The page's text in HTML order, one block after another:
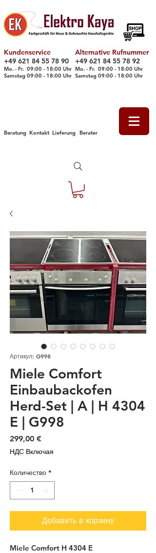
Beratung Kontakt Lieferung Berater
Kundenservice
+49 621 84 55 78 90
Mo. - Fr. 09:00 - 18:00 Uhr
Samstag 09:00 - 18:00 Uhr
Alternative Rufnummer
+49 621 84 55 78 92
Mo. - Fr. 09:00 - 18:00 Uhr
Samstag 09:00 - 18:00 Uhr
Артикул: G998
Miele Comfort
Einbaubackofen
Herd-Set | A | H 4304
E | G998
299,00 €
НДС Включая
Количество *
Добавить в корзину
Miele Comfort H 4304 E